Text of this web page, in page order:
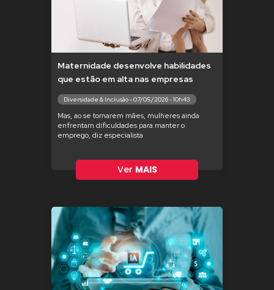
Maternidade desenvolve habilidades
que estão em alta nas empresas
Diversidade & Inclusão - 07/05/2026 - 10h43
Mas, ao se tornarem mães, mulheres ainda
enfrentam dificuldades para manter o
emprego, diz especialista
Ver MAIS